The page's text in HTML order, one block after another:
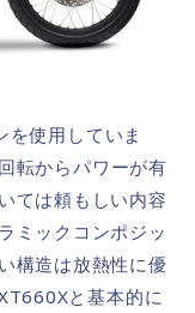
使用していま
転からパワーが有
ては頼もしい内容
ミックコンポジッ
構造は放熱性に優
と基本的に